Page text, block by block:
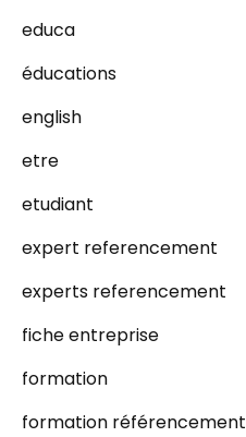
educa
éducations
english
etre
etudiant
expert referencement
experts referencement
fiche entreprise
formation
formation référencement